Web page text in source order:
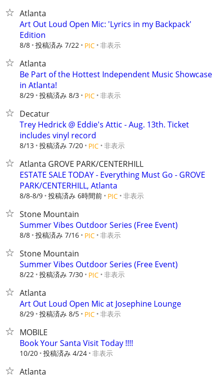
Atlanta
Art Out Loud Open Mic: 'Lyrics in my Backpack'
Edition
8/8 投稿済み 7/22 PIC 非表示
Atlanta
Be Part of the Hottest Independent Music Showcase
in Atlanta!
8/29 投稿済み 8/3 PIC 非表示
Decatur
Trey Hedrick @ Eddie's Attic - Aug. 13th. Ticket
includes vinyl record
8/13 投稿済み 7/20 PIC 非表示
Atlanta GROVE PARK/CENTERHILL
ESTATE SALE TODAY - Everything Must Go - GROVE
PARK/CENTERHILL, Atlanta
8/8-8/9 投稿済み 6時間前 PIC 非表示
Stone Mountain
Summer Vibes Outdoor Series (Free Event)
8/8 投稿済み 7/16 PIC 非表示
Stone Mountain
Summer Vibes Outdoor Series (Free Event)
8/22 投稿済み 7/30 PIC 非表示
Atlanta
Art Out Loud Open Mic at Josephine Lounge
8/29 投稿済み 8/5 PIC 非表示
MOBILE
Book Your Santa Visit Today !!!!
10/20 投稿済み 4/24 非表示
Atlanta